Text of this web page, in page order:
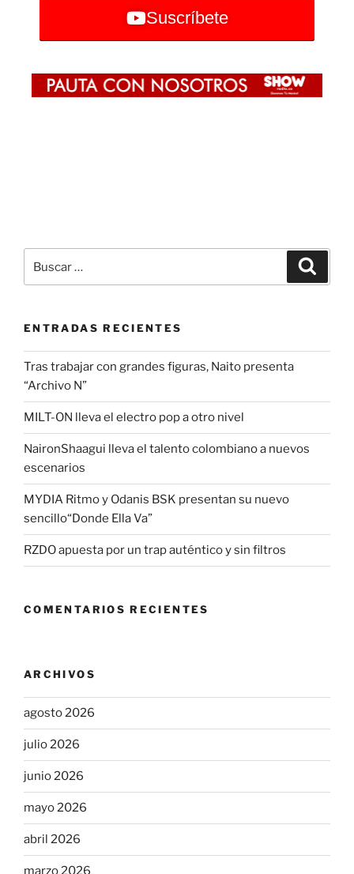
Suscríbete
ENTRADAS RECIENTES
Tras trabajar con grandes figuras, Naito presenta
“Archivo N”
MILT-ON lleva el electro pop a otro nivel
NaironShaagui lleva el talento colombiano a nuevos
escenarios
MYDIA Ritmo y Odanis BSK presentan su nuevo
sencillo“Donde Ella Va”
RZDO apuesta por un trap auténtico y sin filtros
COMENTARIOS RECIENTES
ARCHIVOS
agosto 2026
julio 2026
junio 2026
mayo 2026
abril 2026
marzo 2026